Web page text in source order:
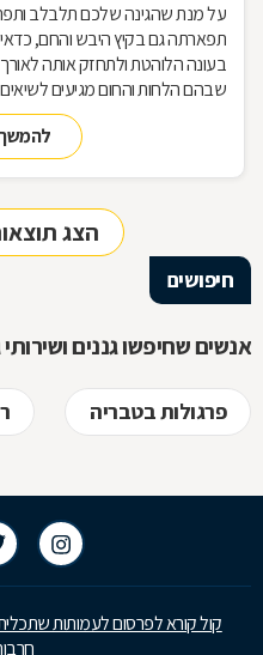
על מנת שהגינה שלכם תלבלב
תפארתה גם בקיץ היבש והחם,
בעונה הלוהטת ולתחזק אותה
שבהם הלחות והחום מגיעים
בדיוק עושים זאת? כל הפרטים
הצג
חיפושים
אנשים שחיפשו גננים ושירותי
פרגולות בטבריה
קול קורא לפרסום לעמותות